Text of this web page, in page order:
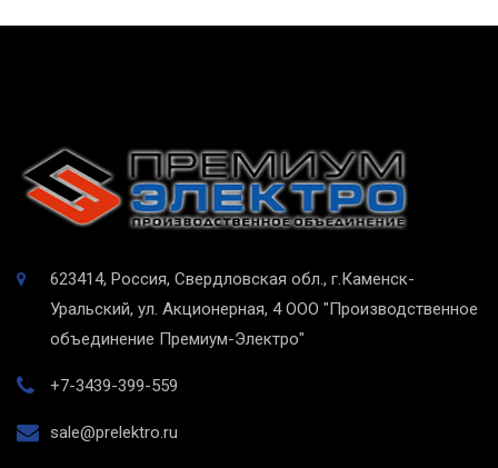
623414, Россия, Свердловская обл., г.Каменск-
Уральский, ул. Акционерная, 4 ООО "Производственное
объединение Премиум-Электро"
+7-3439-399-559
sale@prelektro.ru